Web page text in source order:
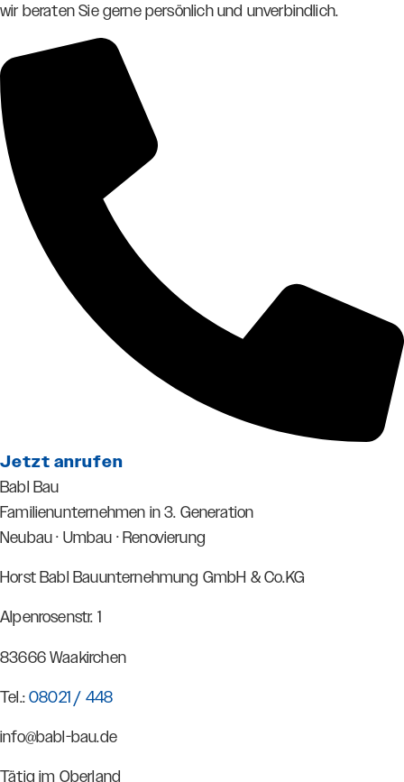
wir beraten Sie gerne persönlich und unverbindlich.
Jetzt anrufen
Babl Bau
Familienunternehmen in 3. Generation
Neubau · Umbau · Renovierung
Horst Babl Bauunternehmung GmbH & Co.KG
Alpenrosenstr. 1
83666 Waakirchen
Tel.:08021 / 448
info@babl-bau.de
Tätig im Oberland